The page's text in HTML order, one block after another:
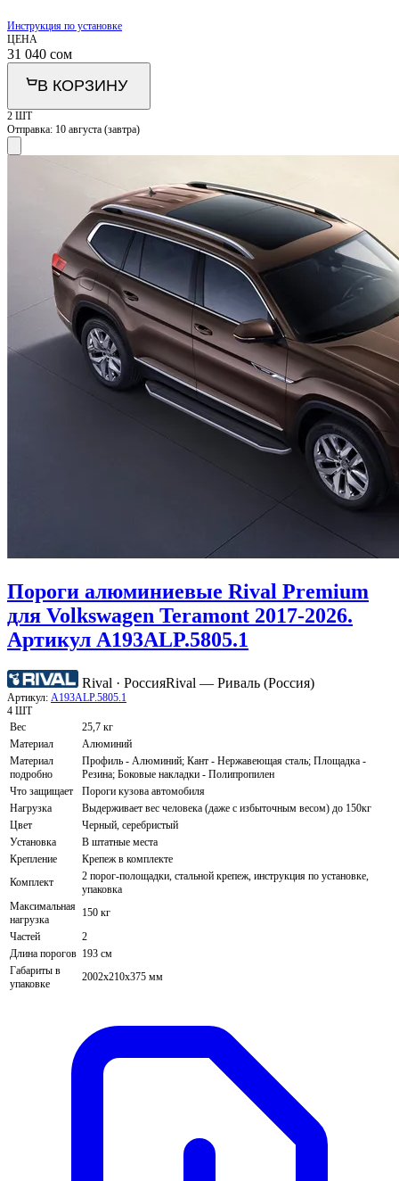
Инструкция по установке
ЦЕНА
31 040 сом
В КОРЗИНУ
2 ШТ
Отправка: 10 августа (завтра)
Пороги алюминиевые Rival Premium
для Volkswagen Teramont 2017-2026.
Артикул A193ALP.5805.1
Rival · РоссияRival — Риваль (Россия)
Артикул: A193ALP.5805.1
4 ШТ
Вес
25,7 кг
Материал
Алюминий
Материал
подробно
Профиль - Алюминий; Кант - Нержавеющая сталь; Площадка -
Резина; Боковые накладки - Полипропилен
Что защищает
Пороги кузова автомобиля
Нагрузка
Выдерживает вес человека (даже с избыточным весом) до 150кг
Цвет
Черный, серебристый
Установка
В штатные места
Крепление
Крепеж в комплекте
Комплект
2 порог-полощадки, стальной крепеж, инструкция по установке,
упаковка
Максимальная
нагрузка
150 кг
Частей
2
Длина порогов 193 см
Габариты в
упаковке
2002х210х375 мм